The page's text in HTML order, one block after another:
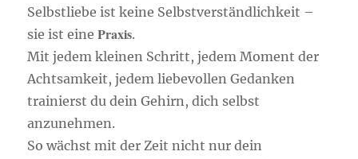
Selbstliebe ist keine Selbstverständlichkeit –
sie ist einePraxis.
Mit jedem kleinen Schritt, jedem Moment der
Achtsamkeit, jedem liebevollen Gedanken
trainierst du dein Gehirn, dich selbst
anzunehmen.
So wächst mit der Zeit nicht nur dein